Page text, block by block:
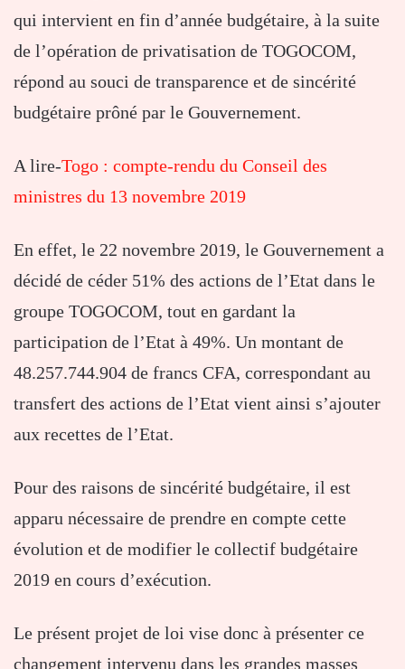
qui intervient en fin d’année budgétaire, à la suite
de l’opération de privatisation de TOGOCOM,
répond au souci de transparence et de sincérité
budgétaire prôné par le Gouvernement.
A lire-Togo : compte-rendu du Conseil des
ministres du 13 novembre 2019
En effet, le 22 novembre 2019, le Gouvernement a
décidé de céder 51% des actions de l’Etat dans le
groupe TOGOCOM, tout en gardant la
participation de l’Etat à 49%. Un montant de
48.257.744.904 de francs CFA, correspondant au
transfert des actions de l’Etat vient ainsi s’ajouter
aux recettes de l’Etat.
Pour des raisons de sincérité budgétaire, il est
apparu nécessaire de prendre en compte cette
évolution et de modifier le collectif budgétaire
2019 en cours d’exécution.
Le présent projet de loi vise donc à présenter ce
changement intervenu dans les grandes masses